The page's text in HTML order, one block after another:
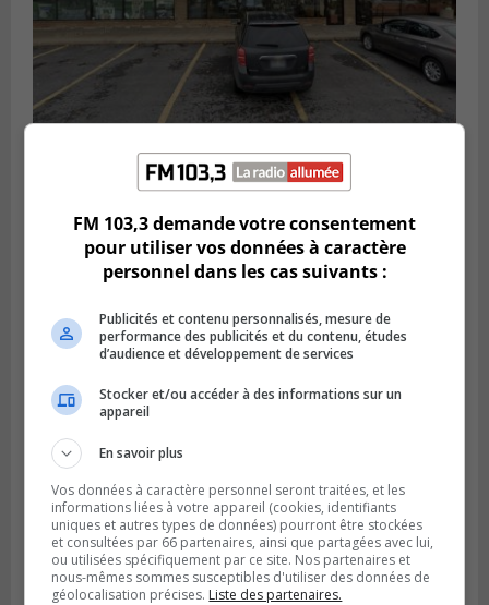
Publié le 2 août 2026 à 23h04
Rappel de quatre produits alimentaires à
GREENFIELD PARK
Publié le 31 juillet 2026 à 16h45
Des firmes de Longueuil vont participer
aux méga-travaux de l’hôpital Charles-
Le Moyne
FM 103,3 demande votre consentement
pour utiliser vos données à caractère
personnel dans les cas suivants :
Publicités et contenu personnalisés, mesure de
performance des publicités et du contenu, études
d’audience et développement de services
Stocker et/ou accéder à des informations sur un
appareil
En savoir plus
Vos données à caractère personnel seront traitées, et les
informations liées à votre appareil (cookies, identifiants
uniques et autres types de données) pourront être stockées
et consultées par 66 partenaires, ainsi que partagées avec lui,
ou utilisées spécifiquement par ce site. Nos partenaires et
nous-mêmes sommes susceptibles d'utiliser des données de
géolocalisation précises. Liste des partenaires.